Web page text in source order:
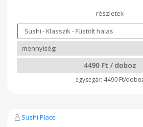
választani. Minden dobozt rendelés
készítünk a Kosár Közösség vásárlói számára!
4490 Ft / doboz
4490 Ft/
Sushi Place